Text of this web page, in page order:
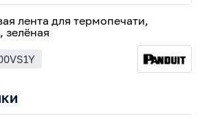
лента для термопечати,